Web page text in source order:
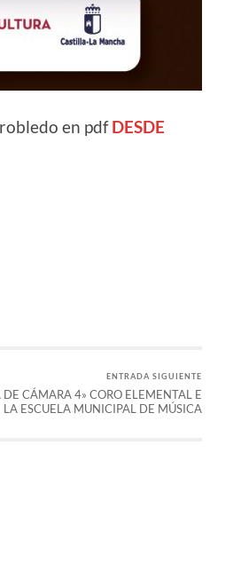
en pdfDESDE
ENTRADA SIGUIENTE
DE CÁMARA 4» CORO ELEMENTAL E
ESCUELA MUNICIPAL DE MÚSICA